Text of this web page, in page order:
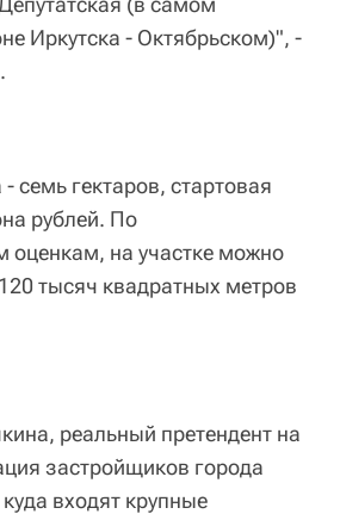
Иркутска - Октябрьском)", -
семь гектаров, стартовая
рублей. По
оценкам, на участке можно
тысяч квадратных метров
реальный претендент на
застройщиков города
входят крупные